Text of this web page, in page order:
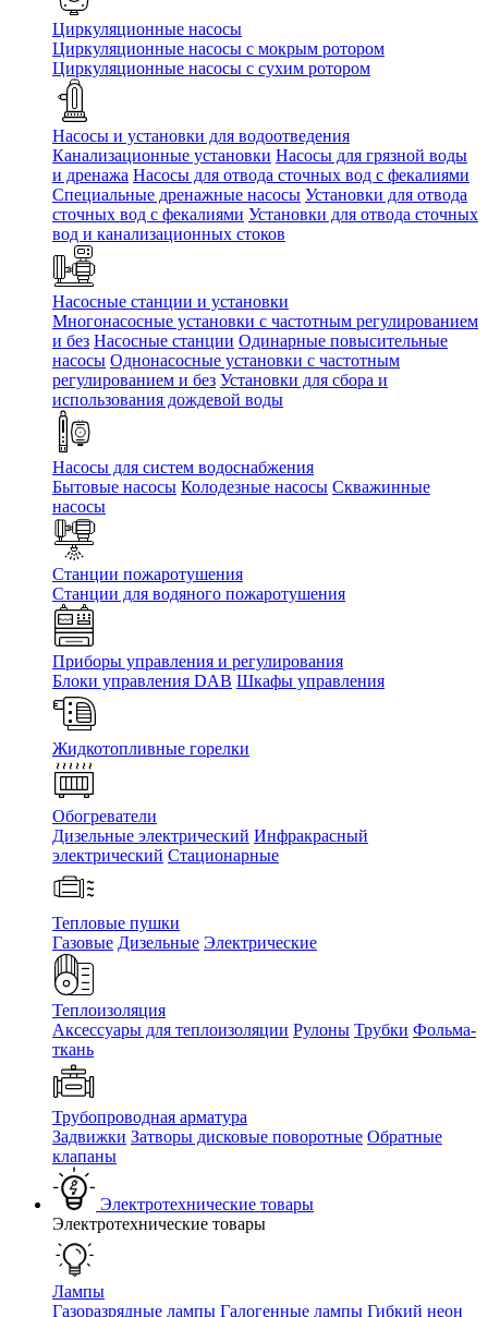
Циркуляционные насосы
Циркуляционные насосы с мокрым ротором
Циркуляционные насосы с сухим ротором
Насосы и установки для водоотведения
Канализационные установки Насосы для грязной воды
и дренажа Насосы для отвода сточных вод c фекалиями
Специальные дренажные насосы Установки для отвода
сточных вод c фекалиями Установки для отвода сточных
вод и канализационных стоков
Насосные станции и установки
Многонасосные установки с частотным регулированием
и без Насосные станции Одинарные повысительные
насосы Однонасосные установки с частотным
регулированием и без Установки для сбора и
использования дождевой воды
Насосы для систем водоснабжения
Бытовые насосы Колодезные насосы Скважинные
насосы
Станции пожаротушения
Станции для водяного пожаротушения
Приборы управления и регулирования
Блоки управления DAB Шкафы управления
Жидкотопливные горелки
Обогреватели
Дизельные электрический Инфракрасный
электрический Стационарные
Тепловые пушки
Газовые Дизельные Электрические
Теплоизоляция
Аксессуары для теплоизоляции Рулоны Трубки Фольма-
ткань
Трубопроводная арматура
Задвижки Затворы дисковые поворотные Обратные
клапаны
Электротехнические товары
Электротехнические товары
Лампы
Газоразрядные лампы Галогенные лампы Гибкий неон